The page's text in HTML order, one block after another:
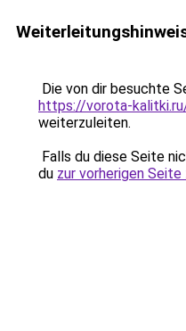
Die von dir besuchte
https://vorota-
weiterzuleiten.
Falls du diese Seite
du zur vorherigen Seite